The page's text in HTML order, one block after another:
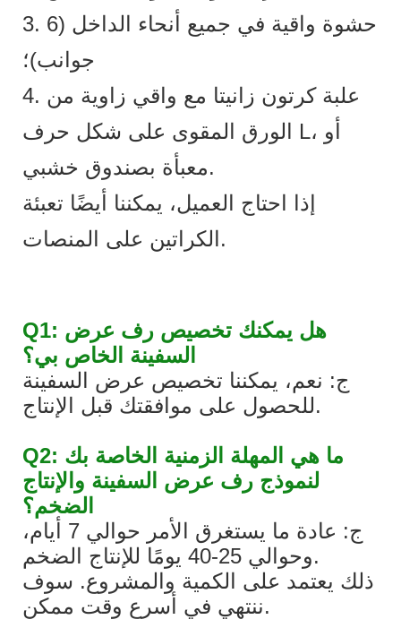
3. حشوة واقية في جميع أنحاء الداخل (6
جوانب)؛
4. علبة كرتون زانيتا مع واقي زاوية من
الورق المقوى على شكل حرف L، أو
معبأة بصندوق خشبي.
إذا احتاج العميل، يمكننا أيضًا تعبئة
الكراتين على المنصات.
Q1: هل يمكنك تخصيص رف عرض
السفينة الخاص بي؟
ج: نعم، يمكننا تخصيص عرض السفينة
للحصول على موافقتك قبل الإنتاج.
Q2: ما هي المهلة الزمنية الخاصة بك
لنموذج رف عرض السفينة والإنتاج
الضخم؟
ج: عادة ما يستغرق الأمر حوالي 7 أيام،
وحوالي 25-40 يومًا للإنتاج الضخم.
ذلك يعتمد على الكمية والمشروع. سوف
ننتهي في أسرع وقت ممكن.